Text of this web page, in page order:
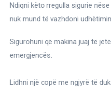
Ndiqni këto rregulla sigurie
nuk mund të vazhdoni
Sigurohuni që makina juaj të
emergjencës.
Lidhni një copë me ngjyrë të